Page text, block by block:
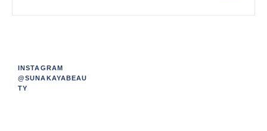
INSTAGRAM
@SUNAKAYABEAU
TY